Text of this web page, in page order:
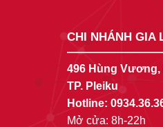
CHI NHÁNH GIA
496 Hùng Vương,
TP. Pleiku
Hotline:
Mở cửa: 8h-22h